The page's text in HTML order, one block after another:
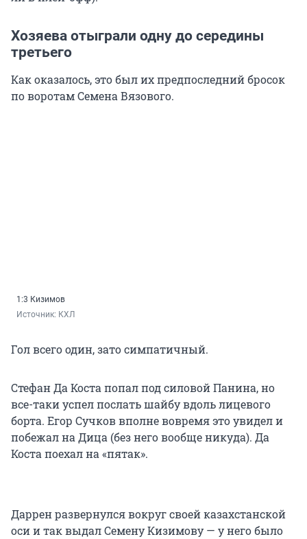
Хозяева отыграли одну до середины
третьего
Как оказалось, это был их предпоследний бросок
по воротам Семена Вязового.
1:3 Кизимов
Источник: КХЛ
Гол всего один, зато симпатичный.
Стефан Да Коста попал под силовой Панина, но
все-таки успел послать шайбу вдоль лицевого
борта. Егор Сучков вполне вовремя это увидел и
побежал на Дица (без него вообще никуда). Да
Коста поехал на «пятак».
Даррен развернулся вокруг своей казахстанской
оси и так выдал Семену Кизимову — у него было